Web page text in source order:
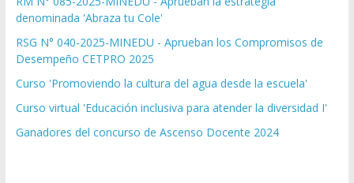
denominada 'Abraza tu Cole'
RSG N° 040-2025-MINEDU - Aprueban los Compromisos de
Desempeño CETPRO 2025
Curso 'Promoviendo la cultura del agua desde la escuela'
Curso virtual 'Educación inclusiva para atender la diversidad I'
Ganadores del concurso de Ascenso Docente 2024